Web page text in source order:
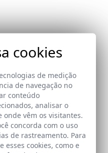
extensión de las
de tu alma"
Team
cookies
de medição
de navegação no
conteúdo
analisar o
vêm os visitantes.
concorda com o uso
de rastreamento. Para
esses cookies, como e